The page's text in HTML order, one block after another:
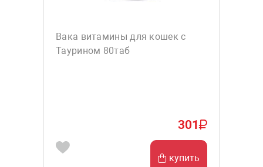
Вака витамины для кошек с
Таурином 80таб
301
купить